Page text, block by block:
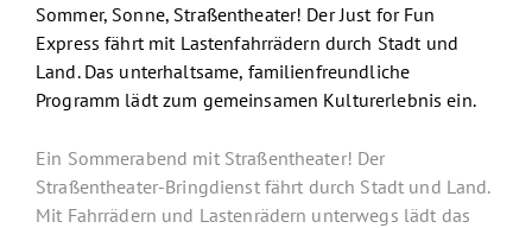
Sommer, Sonne, Straßentheater! Der Just for Fun
Express fährt mit Lastenfahrrädern durch Stadt und
Land. Das unterhaltsame, familienfreundliche
Programm lädt zum gemeinsamen Kulturerlebnis ein.
Ein Sommerabend mit Straßentheater! Der
Straßentheater-Bringdienst fährt durch Stadt und Land.
Mit Fahrrädern und Lastenrädern unterwegs lädt das